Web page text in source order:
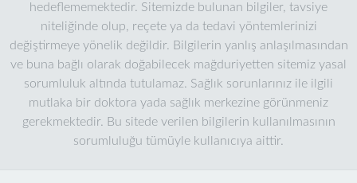
hedeflememektedir. Sitemizde bulunan bilgiler, tavsiye
niteliğinde olup, reçete ya da tedavi yöntemlerinizi
değiştirmeye yönelik değildir. Bilgilerin yanlış anlaşılmasından
ve buna bağlı olarak doğabilecek mağduriyetten sitemiz yasal
sorumluluk altında tutulamaz. Sağlık sorunlarınız ile ilgili
mutlaka bir doktora yada sağlık merkezine görünmeniz
gerekmektedir. Bu sitede verilen bilgilerin kullanılmasının
sorumluluğu tümüyle kullanıcıya aittir.